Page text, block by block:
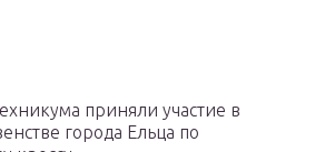
приняли участие в
города Ельца по